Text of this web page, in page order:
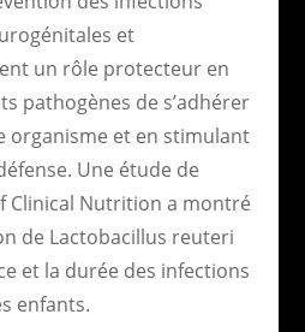
et
un rôle protecteur en
pathogènes de s’adhérer
organisme et en stimulant
Une étude de
Clinical Nutrition a montré
de Lactobacillus reuteri
et la durée des infections
enfants.